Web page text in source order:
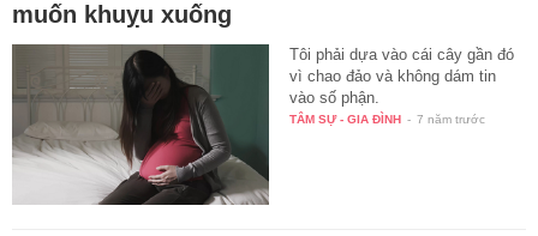
muốn khuỵu xuống
Tôi phải dựa vào cái cây gần đó
vì chao đảo và không dám tin
vào số phận.
TÂM SỰ - GIA ĐÌNH - 7 năm trước